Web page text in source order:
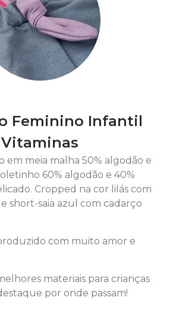
Feminino Infantil
Vitaminas
em meia malha 50% algodão e
60% algodão e 40%
Cropped na cor lilás com
short-saia azul com cadarço
com muito amor e
materiais para crianças
por onde passam!